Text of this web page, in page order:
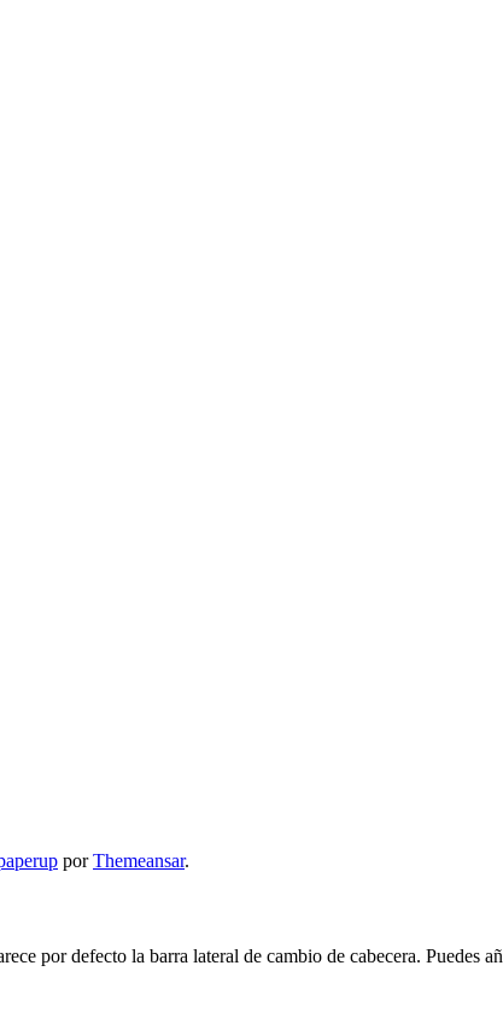
porThemeansar.
por defecto la barra lateral de cambio de cabecera. Puedes